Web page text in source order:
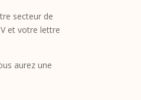
secteur de
et votre lettre
aurez une